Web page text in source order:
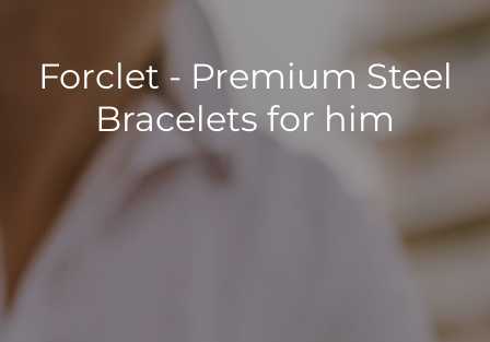
Forclet - Premium Steel
Bracelets for him